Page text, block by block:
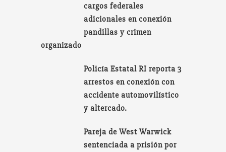
cargos federales
adicionales en conexión
pandillas y crimen
organizado
Policía Estatal RI reporta 3
arrestos en conexión con
accidente automovilístico
y altercado.
Pareja de West Warwick
sentenciada a prisión por